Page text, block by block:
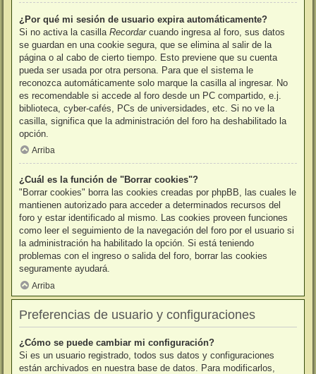
¿Por qué mi sesión de usuario expira automáticamente?
Si no activa la casilla Recordarcuando ingresa al foro, sus datos
se guardan en una cookie segura, que se elimina al salir de la
página o al cabo de cierto tiempo. Esto previene que su cuenta
pueda ser usada por otra persona. Para que el sistema le
reconozca automáticamente solo marque la casilla al ingresar. No
es recomendable si accede al foro desde un PC compartido, e.j.
biblioteca, cyber-cafés, PCs de universidades, etc. Si no ve la
casilla, significa que la administración del foro ha deshabilitado la
opción.
Arriba
¿Cuál es la función de "Borrar cookies"?
"Borrar cookies" borra las cookies creadas por phpBB, las cuales le
mantienen autorizado para acceder a determinados recursos del
foro y estar identificado al mismo. Las cookies proveen funciones
como leer el seguimiento de la navegación del foro por el usuario si
la administración ha habilitado la opción. Si está teniendo
problemas con el ingreso o salida del foro, borrar las cookies
seguramente ayudará.
Arriba
Preferencias de usuario y configuraciones
¿Cómo se puede cambiar mi configuración?
Si es un usuario registrado, todos sus datos y configuraciones
están archivados en nuestra base de datos. Para modificarlos,